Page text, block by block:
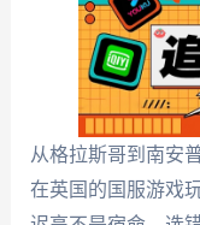
从格拉斯哥到南安
在英国的国服游戏